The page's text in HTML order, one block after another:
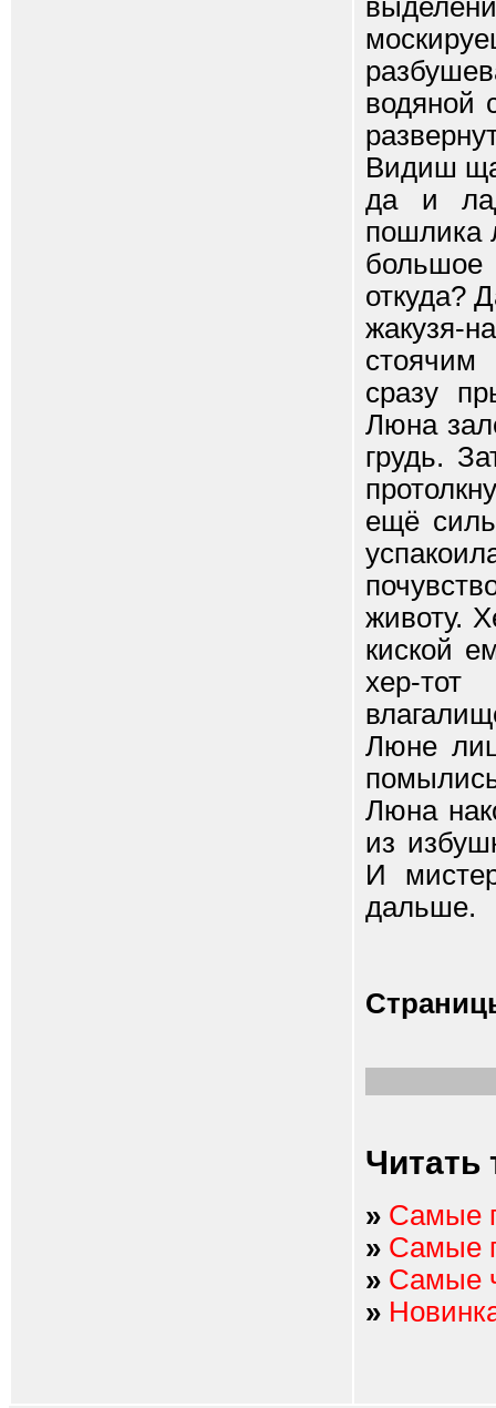
водяной
Видиш
да и
пошлика
откуда?
жакузя-
сразу
Люна
грудь.
ещё
животу.
киской
хер-
Люне
Люна
из
И
дальше.
Читать
» Самые
» Самые
» Самые
»